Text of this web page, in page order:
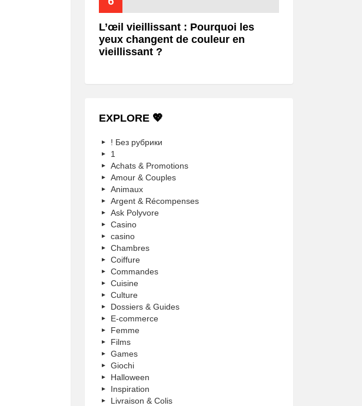
L’œil vieillissant : Pourquoi les
yeux changent de couleur en
vieillissant ?
EXPLORE 💖
! Без рубрики
1
Achats & Promotions
Amour & Couples
Animaux
Argent & Récompenses
Ask Polyvore
Casino
casino
Chambres
Coiffure
Commandes
Cuisine
Culture
Dossiers & Guides
E-commerce
Femme
Films
Games
Giochi
Halloween
Inspiration
Livraison & Colis